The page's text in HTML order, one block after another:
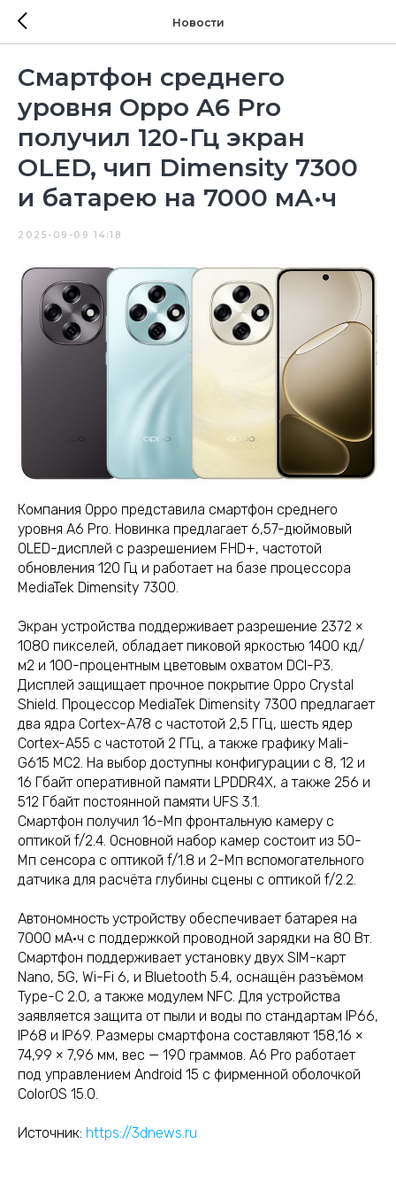
Новости
Смартфон среднего
уровня Oppo A6 Pro
получил 120-Гц экран
OLED, чип Dimensity 7300
и батарею на 7000 мА·ч
2025-09-09 14:18
Компания Oppo представила смартфон среднего
уровня A6 Pro. Новинка предлагает 6,57-дюймовый
OLED-дисплей с разрешением FHD+, частотой
обновления 120 Гц и работает на базе процессора
MediaTek Dimensity 7300.
Экран устройства поддерживает разрешение 2372 ×
1080 пикселей, обладает пиковой яркостью 1400 кд/
м2 и 100-процентным цветовым охватом DCI-P3.
Дисплей защищает прочное покрытие Oppo Crystal
Shield. Процессор MediaTek Dimensity 7300 предлагает
два ядра Cortex-A78 с частотой 2,5 ГГц, шесть ядер
Cortex-A55 с частотой 2 ГГц, а также графику Mali-
G615 MC2. На выбор доступны конфигурации с 8, 12 и
16 Гбайт оперативной памяти LPDDR4X, а также 256 и
512 Гбайт постоянной памяти UFS 3.1.
Смартфон получил 16-Мп фронтальную камеру с
оптикой f/2.4. Основной набор камер состоит из 50-
Мп сенсора с оптикой f/1.8 и 2-Мп вспомогательного
датчика для расчёта глубины сцены с оптикой f/2.2.
Автономность устройству обеспечивает батарея на
7000 мА·ч с поддержкой проводной зарядки на 80 Вт.
Смартфон поддерживает установку двух SIM-карт
Nano, 5G, Wi-Fi 6, и Bluetooth 5.4, оснащён разъёмом
Type-C 2.0, а также модулем NFC. Для устройства
заявляется защита от пыли и воды по стандартам IP66,
IP68 и IP69. Размеры смартфона составляют 158,16 ×
74,99 × 7,96 мм, вес — 190 граммов. A6 Pro работает
под управлением Android 15 с фирменной оболочкой
ColorOS 15.0.
Источник: https://3dnews.ru